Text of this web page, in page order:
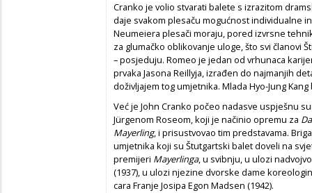
Cranko je volio stvarati balete s izrazitom
daje svakom plesaču mogućnost individualne
Neumeiera plesači moraju, pored izvrsne
za glumačko oblikovanje uloge, što svi članovi
– posjeduju. Romeo je jedan od vrhunaca
prvaka Jasona Reillyja, izrađen do najmanjih
doživljajem tog umjetnika. Mlada Hyo-Jung
Već je John Cranko počeo nadasve uspješnu
Jürgenom Roseom, koji je načinio opremu za
Mayerling, i prisustvovao tim predstavama.
umjetnika koji su Štutgartski balet doveli na
premijeri Mayerlinga, u svibnju, u ulozi
(1937), u ulozi njezine dvorske dame
cara Franje Josipa Egon Madsen (1942).